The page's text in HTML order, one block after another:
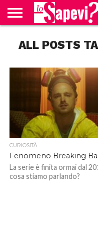
BENESSERE
GOSSIP
PRODOTTI
AMAZON
NEWS
CASA E
CUCINA
ALL POSTS
CURIOSITÀ
Fenomeno Breaking
La serie è finita ormai dal
cosa stiamo parlando?